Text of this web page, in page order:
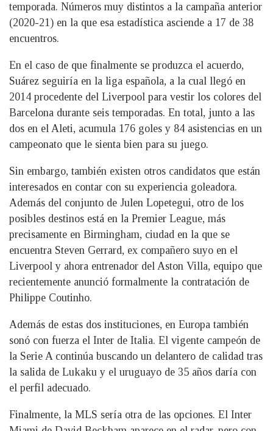
temporada. Números muy distintos a la campaña anterior
(2020-21) en la que esa estadística asciende a 17 de 38
encuentros.
En el caso de que finalmente se produzca el acuerdo,
Suárez seguiría en la liga española, a la cual llegó en
2014 procedente del Liverpool para vestir los colores del
Barcelona durante seis temporadas. En total, junto a las
dos en el Aleti, acumula 176 goles y 84 asistencias en un
campeonato que le sienta bien para su juego.
Sin embargo, también existen otros candidatos que están
interesados en contar con su experiencia goleadora.
Además del conjunto de Julen Lopetegui, otro de los
posibles destinos está en la Premier League, más
precisamente en Birmingham, ciudad en la que se
encuentra Steven Gerrard, ex compañero suyo en el
Liverpool y ahora entrenador del Aston Villa, equipo que
recientemente anunció formalmente la contratación de
Philippe Coutinho.
Además de estas dos instituciones, en Europa también
sonó con fuerza el Inter de Italia. El vigente campeón de
la Serie A continúa buscando un delantero de calidad tras
la salida de Lukaku y el uruguayo de 35 años daría con
el perfil adecuado.
Finalmente, la MLS sería otra de las opciones. El Inter